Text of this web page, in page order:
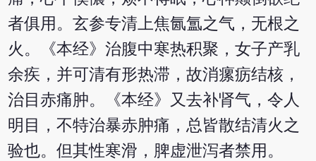
者俱用。玄参专清上焦氤氲之气，无根之
火。《本经》治腹中寒热积聚，女子产乳
余疾，并可清有形热滞，故消瘰疬结核，
治目赤痛肿。《本经》又去补肾气，令人
明目，不特治暴赤肿痛，总皆散结清火之
验也。但其性寒滑，脾虚泄泻者禁用。